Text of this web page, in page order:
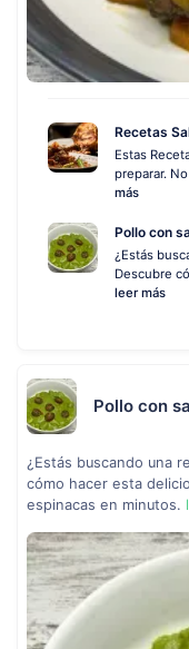
Recetas
Estas
preparar.
más
Pollo con
¿Estás
Descubre
leer más
Pollo con
¿Estás buscando una
cómo hacer esta
espinacas en minutos.